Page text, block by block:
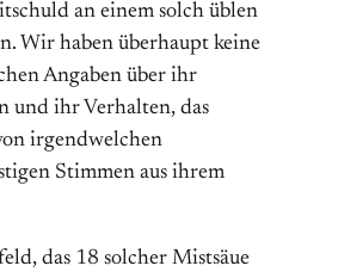
an einem solch üblen
Wir haben überhaupt keine
Angaben über ihr
und ihr Verhalten, das
irgendwelchen
Stimmen aus ihrem
das 18 solcher Mistsäue